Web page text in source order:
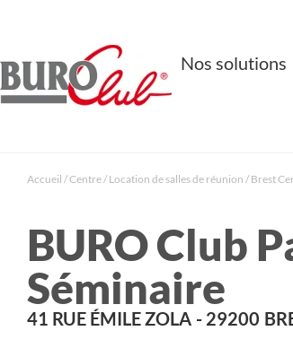
Nos solutions
Accueil /Centre/ Location de salles de réunion / Brest
BURO Club
Séminaire
41 RUE ÉMILE ZOLA - 29200